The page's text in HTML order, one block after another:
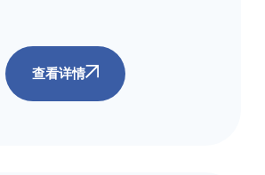
查看详情